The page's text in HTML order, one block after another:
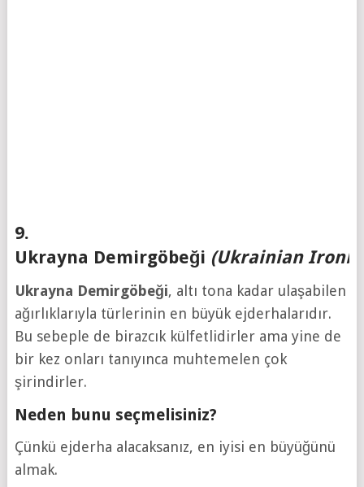
9.
Ukrayna Demirgöbeği (Ukrainian
Ukrayna Demirgöbeği, altı tona kadar ulaşabilen
ağırlıklarıyla türlerinin en büyük ejderhalarıdır.
Bu sebeple de birazcık külfetlidirler ama yine de
bir kez onları tanıyınca muhtemelen çok
şirindirler.
Neden bunu seçmelisiniz?
Çünkü ejderha alacaksanız, en iyisi en büyüğünü
almak.